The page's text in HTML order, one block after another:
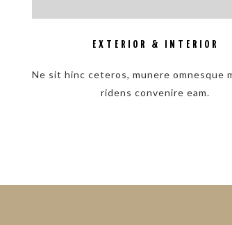
EXTERIOR & INTERIOR
Ne sit hinc ceteros, munere omnesque
ridens convenire eam.